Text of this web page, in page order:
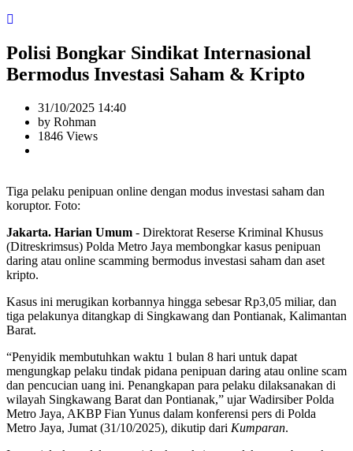
Polisi Bongkar Sindikat Internasional
Bermodus Investasi Saham & Kripto
31/10/2025 14:40
by Rohman
1846 Views
Tiga pelaku penipuan online dengan modus investasi saham dan
koruptor. Foto:
Jakarta. Harian Umum - Direktorat Reserse Kriminal Khusus
(Ditreskrimsus) Polda Metro Jaya membongkar kasus penipuan
daring atau online scamming bermodus investasi saham dan aset
kripto.
Kasus ini merugikan korbannya hingga sebesar Rp3,05 miliar, dan
tiga pelakunya ditangkap di Singkawang dan Pontianak, Kalimantan
Barat.
“Penyidik membutuhkan waktu 1 bulan 8 hari untuk dapat
mengungkap pelaku tindak pidana penipuan daring atau online scam
dan pencucian uang ini. Penangkapan para pelaku dilaksanakan di
wilayah Singkawang Barat dan Pontianak,” ujar Wadirsiber Polda
Metro Jaya, AKBP Fian Yunus dalam konferensi pers di Polda
Metro Jaya, Jumat (31/10/2025), dikutip dari Kumparan.